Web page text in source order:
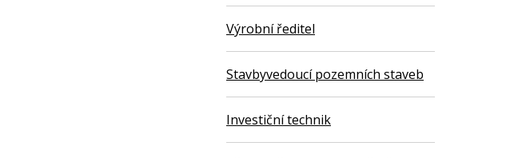
Výrobní ředitel
Stavbyvedoucí pozemních staveb
Investiční technik